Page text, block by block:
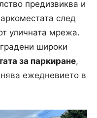
предизвиква и
след
уличната мрежа.
широки
за паркиране,
ежедневието в